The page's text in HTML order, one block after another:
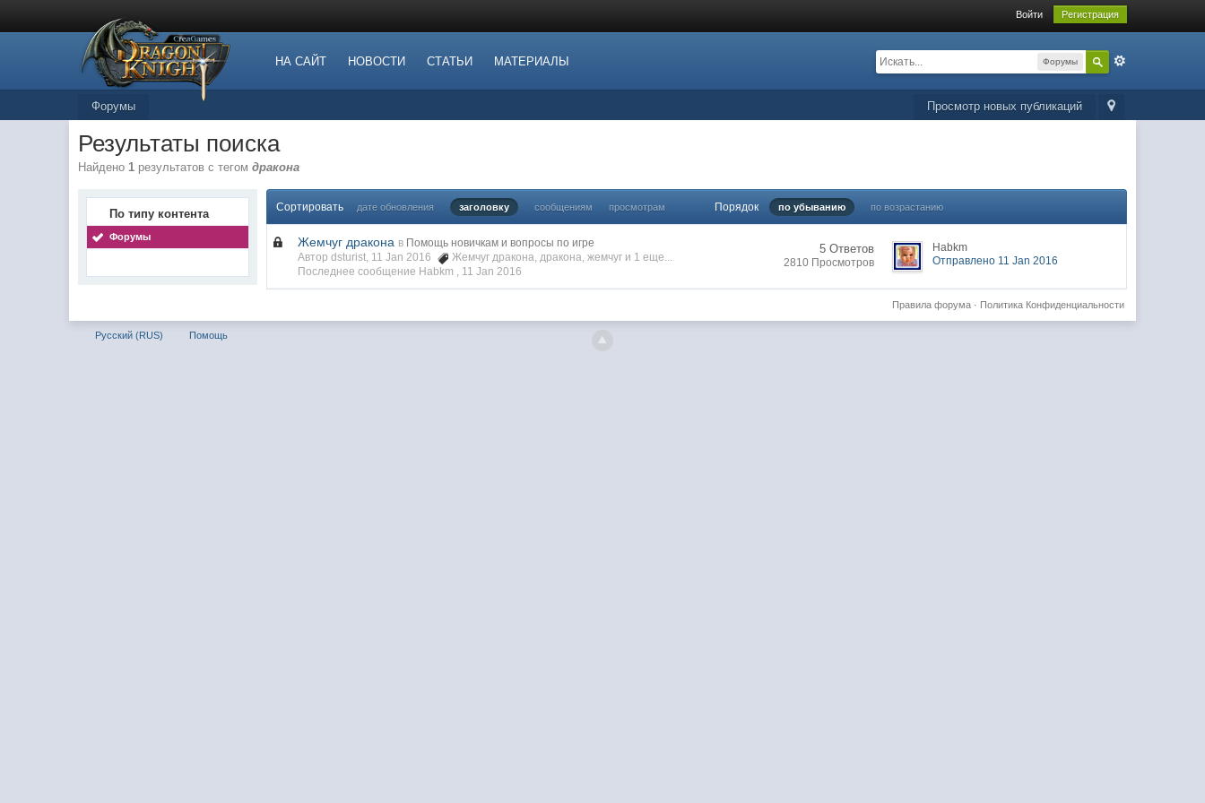
Войти Регистрация
НА САЙТ НОВОСТИ СТАТЬИ МАТЕРИАЛЫ Форумы
Просмотр новых публикаций
Форумы
Результаты поиска
Найдено1 результатов с тегомдракона
По типу контента
Форумы
Сортировать дате обновления заголовку сообщениям просмотрам Порядок по убыванию по возрастанию
Жемчуг дракона в Помощь новичкам и вопросы по игре
Автор dsturist, 11 Jan 2016
Жемчуг дракона,дракона,жемчуг и 1 еще...
Последнее сообщение Habkm , 11 Jan 2016
5 Ответов
2810 Просмотров
Habkm
Отправлено 11 Jan 2016
Политика Конфиденциальности
Правила форума·
Русский (RUS) Помощь